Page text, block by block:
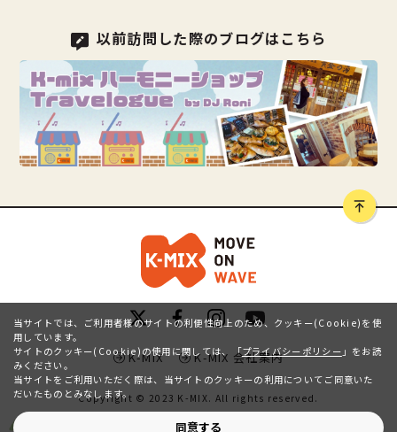
以前訪問した際のブログはこちら
K-MIX K-MIX 会社案内
Copyright © 2023 K-MIX. All rights reserved.
当サイトでは、ご利用者様のサイトの利便性向上のため、クッキー(Cookie)を使
用しています。
サイトのクッキー(Cookie)の使用に関しては、
「プライバシーポリシー 」をお読
みください。
当サイトをご利用いただく際は、当サイトのクッキーの利用についてご同意いた
だいたものとみなします。
同意する